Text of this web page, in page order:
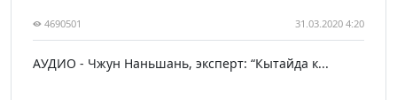
4690501 31.03.2020 4:20
АУДИО - Чжун Наньшань, эксперт: “Кытайда к...